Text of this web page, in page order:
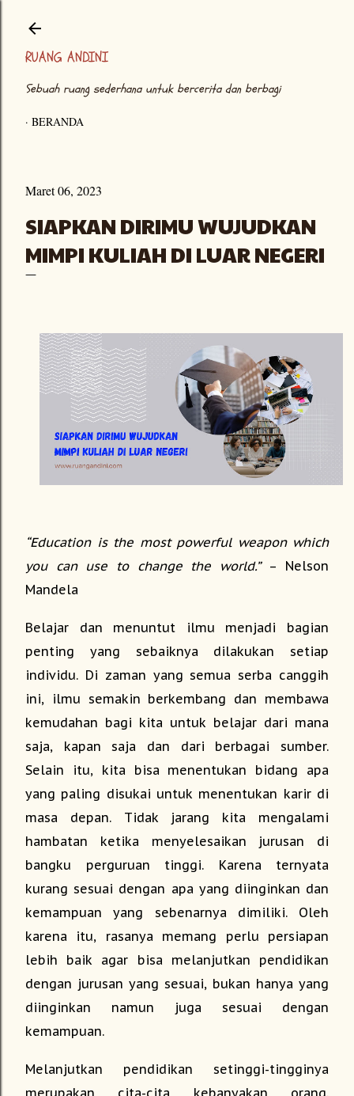
RUANG ANDINI
Sebuah ruang sederhana untuk bercerita dan berbagi
BERANDA
Maret 06, 2023
SIAPKAN DIRIMU WUJUDKAN
MIMPI KULIAH DI LUAR NEGERI
“Education is the most powerful weapon which
you can use to change the world.”– Nelson
Mandela
Belajar dan menuntut ilmu menjadi bagian
penting yang sebaiknya dilakukan setiap
individu. Di zaman yang semua serba canggih
ini, ilmu semakin berkembang dan membawa
kemudahan bagi kita untuk belajar dari mana
saja, kapan saja dan dari berbagai sumber.
Selain itu, kita bisa menentukan bidang apa
yang paling disukai untuk menentukan karir di
masa depan. Tidak jarang kita mengalami
hambatan ketika menyelesaikan jurusan di
bangku perguruan tinggi. Karena ternyata
kurang sesuai dengan apa yang diinginkan dan
kemampuan yang sebenarnya dimiliki. Oleh
karena itu, rasanya memang perlu persiapan
lebih baik agar bisa melanjutkan pendidikan
dengan jurusan yang sesuai, bukan hanya yang
diinginkan namun juga sesuai dengan
kemampuan.
Melanjutkan pendidikan setinggi-tingginya
merupakan cita-cita kebanyakan orang.